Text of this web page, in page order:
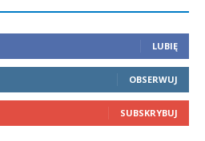
LUBIĘ
OBSERWUJ
SUBSKRYBUJ